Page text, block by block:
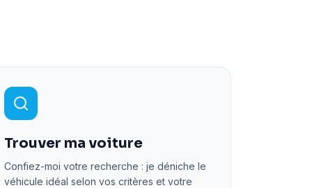
Trouver ma voiture
Confiez-moi votre recherche : je déniche le
véhicule idéal selon vos critères et votre